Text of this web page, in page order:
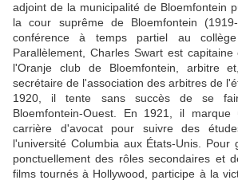
adjoint de la municipalité de Bloemfontein
la cour suprême de Bloemfontein
conférence à temps partiel au collège
Parallèlement, Charles Swart est
l'Oranje club de Bloemfontein, arbitre
secrétaire de l'association des arbitres de
1920, il tente sans succès de se
Bloemfontein-Ouest. En 1921, il
carrière d'avocat pour suivre des
l'université Columbia aux États-Unis.
ponctuellement des rôles secondaires et
films tournés à Hollywood, participe à la